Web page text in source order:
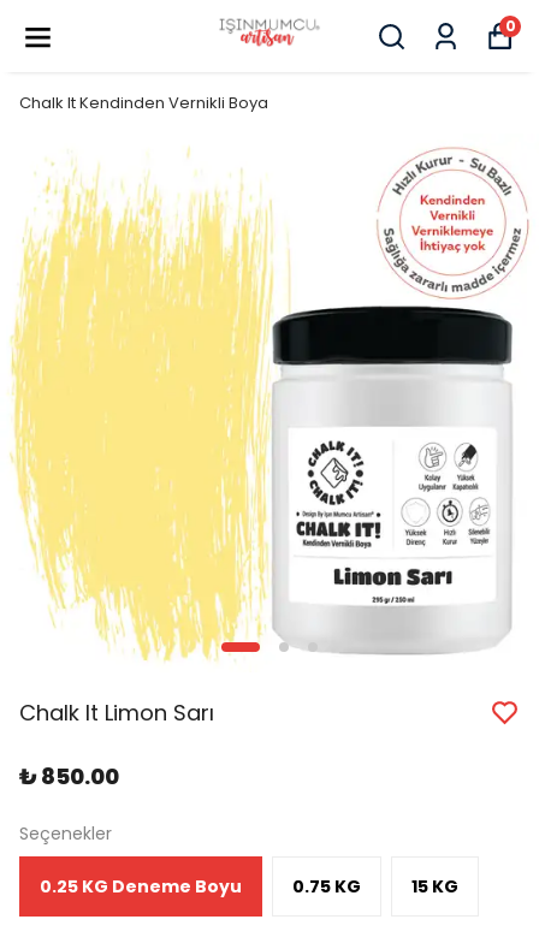
0
Chalk It Kendinden Vernikli Boya
Chalk It Limon Sarı
₺ 850.00
Seçenekler
0.25 KG Deneme Boyu 0.75 KG 15 KG